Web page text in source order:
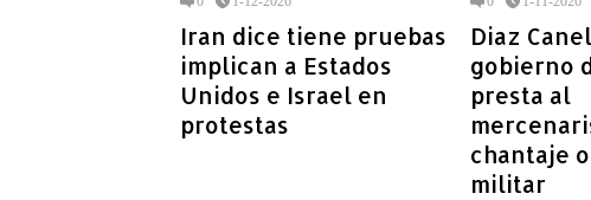
Iran dice tiene pruebas
implican a Estados
Unidos e Israel en
protestas
Diaz
gobierno
presta al
chantaje
militar